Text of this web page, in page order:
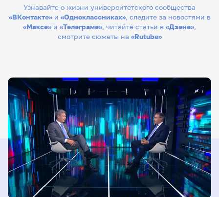
Узнавайте о жизни университетского сообщества
«ВКонтакте»и «Одноклассниках», следите за новостями в
«Максе» и «Телеграме», читайте статьи в «Дзене»,
смотрите сюжеты на «Rutube»